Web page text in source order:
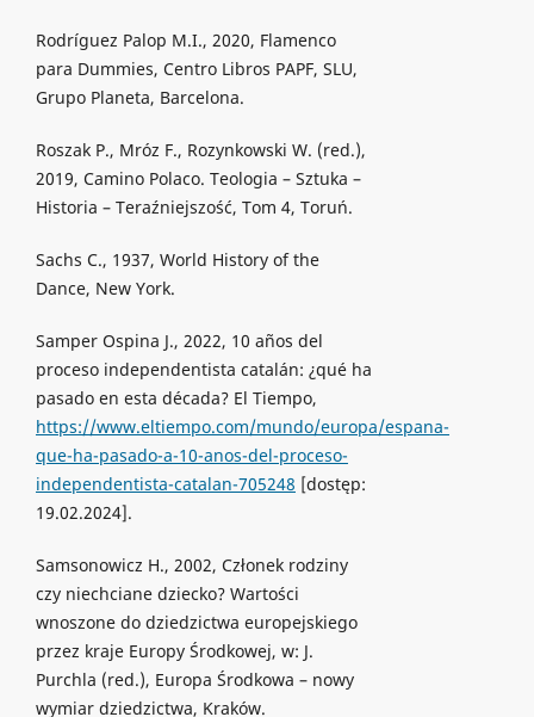
Rodríguez Palop M.I., 2020, Flamenco
para Dummies, Centro Libros PAPF, SLU,
Grupo Planeta, Barcelona.
Roszak P., Mróz F., Rozynkowski W. (red.),
2019, Camino Polaco. Teologia – Sztuka –
Historia – Teraźniejszość, Tom 4, Toruń.
Sachs C., 1937, World History of the
Dance, New York.
Samper Ospina J., 2022, 10 años del
proceso independentista catalán: ¿qué ha
pasado en esta década? El Tiempo,
https://www.eltiempo.com/mundo/europa/espana-
que-ha-pasado-a-10-anos-del-proceso-
independentista-catalan-705248 [dostęp:
19.02.2024].
Samsonowicz H., 2002, Członek rodziny
czy niechciane dziecko? Wartości
wnoszone do dziedzictwa europejskiego
przez kraje Europy Środkowej, w: J.
Purchla (red.), Europa Środkowa – nowy
wymiar dziedzictwa, Kraków.